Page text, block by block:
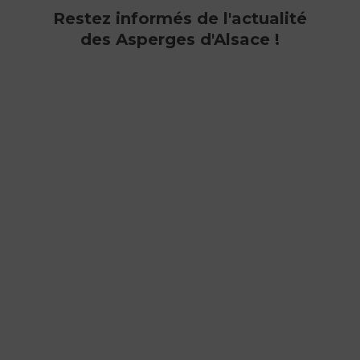
Restez informés de l'actualité
des Asperges d'Alsace !